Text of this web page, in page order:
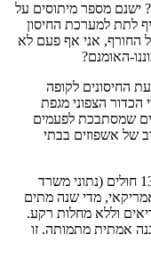
ישנם מספר מיתוסים על
לתת למערכת החיסון
החורף, אני אף פעם לא
האומנם?
החיסונים לקופה
הכדור הצפוני מגפת
שמסתבכת לפעמים
של אשפוזים בבתי
בחורף 2017-8 נפטרו מהמחלה רק בישראל 133 חולים (נתוני משרד
מדי שנה מתים
וללא מחלות רקע.
אמתית מתמותה. זו